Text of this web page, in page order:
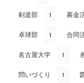
剣道部 1 募金
卓球部 1 合同
名古屋大学 1
問いづくり 1